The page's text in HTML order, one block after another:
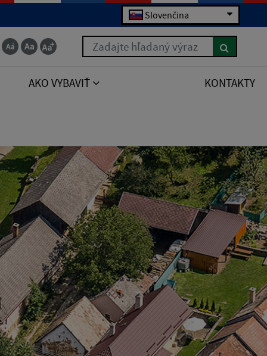
Slovenčina
Zadajte hľadaný výraz
AKO VYBAVIŤ KONTAKTY